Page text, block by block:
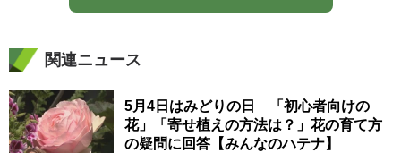
関連ニュース
5月4日はみどりの日 「初心者向けの
花」「寄せ植えの方法は？」花の育て方
の疑問に回答【みんなのハテナ】